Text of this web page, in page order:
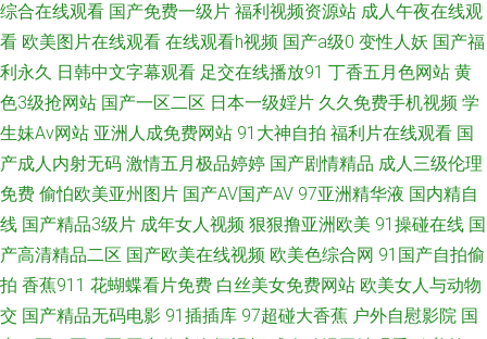
人 岛国无码资源先锋 久久七七更新 日韩久久草深深久不卡 91原创国产精品
91豆奶在线观看 九七久久 91次元黄色观看链接 青青草原电影院 91网址在线
观看视频 日韩色综合一本道 www成人网站豆花 宅男看片网站 老湿影院茄子
影院 91无码青久 色久悠悠中文 超碰无91 亚洲五月天丁香 久热免费在线 91
拍 91巨炮网 久久精品导航 91成人海角社区 久久亚洲精品91 91传媒在线视
综合在线观看 国产免费一级片 福利视频资源站 成人午夜在线观
看 欧美图片在线观看 在线观看h视频 国产a级0 变性人妖 国产福
利永久 日韩中文字幕观看 足交在线播放91 丁香五月色网站 黄
色3级抢网站 国产一区二区 日本一级婬片 久久免费手机视频 学
生妹Av网站 亚洲人成免费网站 91大神自拍 福利片在线观看 国
产成人内射无码 激情五月极品婷婷 国产剧情精品 成人三级伦理
免费 偷怕欧美亚州图片 国产AV国产AV 97亚洲精华液 国内精自
线 国产精品3级片 成年女人视频 狠狠撸亚洲欧美 91操碰在线 国
产高清精品二区 国产欧美在线视频 欧美色综合网 91国产自拍偷
拍 香蕉911 花蝴蝶看片免费 白丝美女免费网站 欧美女人与动物
交 国产精品无码电影 91插插库 97超碰大香蕉 户外自慰影院 国